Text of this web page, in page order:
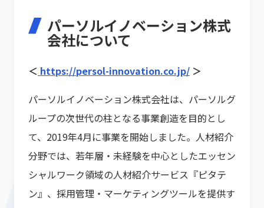
パーソルイノベーション株式
会社について
＜ https://persol-innovation.co.jp/ ＞
パーソルイノベーション株式会社は、パーソルグ
ループの次世代の柱となる事業創造を目的とし
て、2019年4月に事業を開始しました。人材紹介
分野では、若年層・未経験を中心としたエッセン
シャルワーク領域の人材紹介サービス『ピタテ
ン』、採用管理・マーケティングツールを提供す